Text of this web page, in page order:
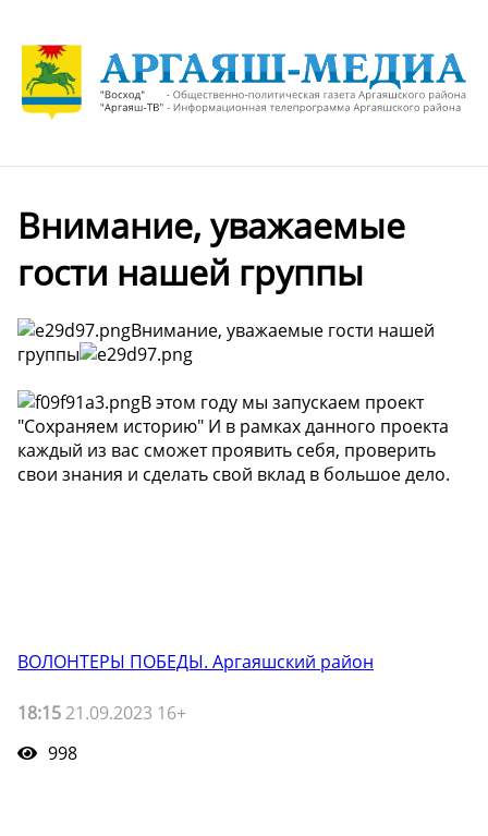
Внимание, уважаемые
гости нашей группы
Внимание, уважаемые гости нашей
группы
В этом году мы запускаем проект
"Сохраняем историю" И в рамках данного проекта
каждый из вас сможет проявить себя, проверить
свои знания и сделать свой вклад в большое дело.
ВОЛОНТЕРЫ ПОБЕДЫ. Аргаяшский район
18:15 21.09.2023 16+
998